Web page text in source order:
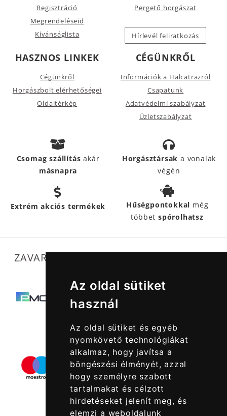
Az oldal sütiket
használ
Az oldal sütiket és egyéb
nyomkövető technológiákat
alkalmaz, hogy javítsa a
böngészési élményét, azzal
hogy személyre szabott
tartalmakat és célzott
hirdetéseket jelenít meg, és
elemzi a weboldalunk
Regisztráció
Megrendeléseid
Kívánságlista
Pergető horgászat
Hírlevél feliratkozás
HASZNOS LINKEK
Cégünkről
Horgászbolt elérhetőségei
Oldaltérkép
CÉGÜNKRŐL
Információk a Halcatrazról
Csapatunk
Adatvédelmi szabályzat
Üzletszabályzat
Csomag szállításakár
másnapra
Horgásztársak a vonalak
végén
Extrém akciós termékek Hűségpontokkal még
többetspórolhatsz
ZAVARTALAN MŰKÖDÉSÜNKET SEGÍTIK